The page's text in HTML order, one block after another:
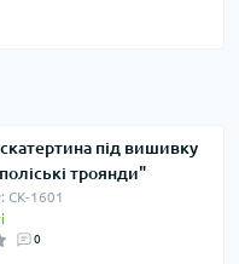
під вишивку
троянди"
СК-1601
0